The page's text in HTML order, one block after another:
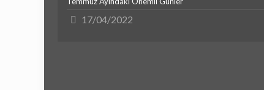
17/04/2022